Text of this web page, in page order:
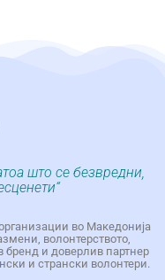
што се безвредни,
во Македонија
волонтерството,
и доверлив партнер
и странски волонтери.